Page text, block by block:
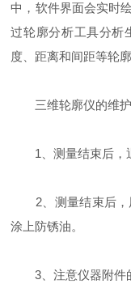
中，软件界面会实时
过轮廓分析工具分析
度、距离和间距等轮廓
三维轮廓仪的维护
1、测量结束后，退
2、测量结束后，
涂上防锈油。
3、注意仪器附件